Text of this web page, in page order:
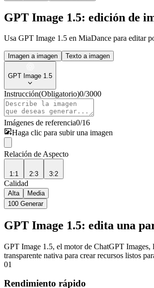
GPT Image 1.5: edición de
Usa GPT Image 1.5 en MiaDance para editar
Imagen a imagen Texto a imagen
GPT Image 1.5
Instrucción(Obligatorio)0/3000
Imágenes de referencia0/16
Haga clic para subir una imagen
Relación de Aspecto
1:1 2:3 3:2
Calidad
Alta
Media
100 Generar
GPT Image 1.5: edita una
GPT Image 1.5, el motor de ChatGPT
transparente nativa para crear recursos listos
01
Rendimiento rápido